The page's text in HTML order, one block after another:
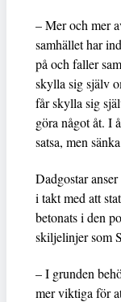
– Mer och mer
samhället har
på och faller
skylla sig själv
får skylla sig
göra något åt. I
satsa, men
Dadgostar
i takt med att
betonats i den
skiljelinjer som
– I grunden
mer viktiga för